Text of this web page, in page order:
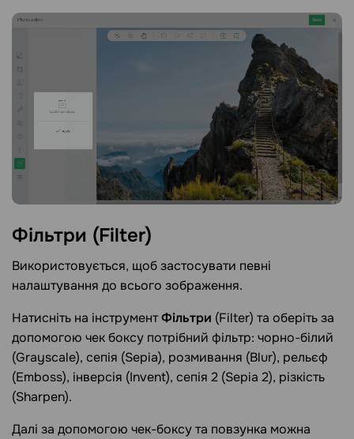
Фільтри (Filter)
Використовується, щоб застосувати певні
налаштування до всього зображення.
Натисніть на інструментФільтри (Filter) та оберіть за
допомогою чек боксу потрібний фільтр: чорно-білий
(Grayscale), сепія (Sepia), розмивання (Blur), рельєф
(Emboss), інверсія (Invent), сепія 2 (Sepia 2), різкість
(Sharpen).
Далі за допомогою чек-боксу та повзунка можна